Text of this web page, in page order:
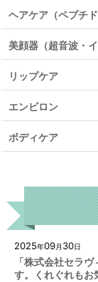
ヘアケア（ペプチ
美顔器（超音波・
リップケア
エンビロン
ボディケア
2025年09月 30日
「株式会社セラ
す。くれぐれもお